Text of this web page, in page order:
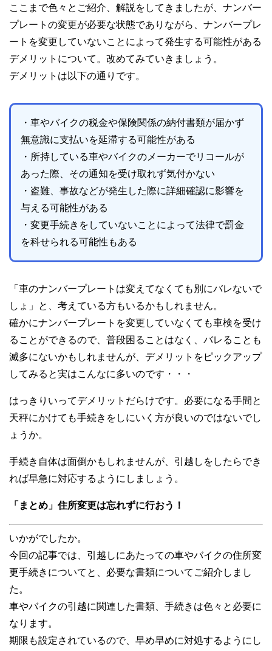
ここまで色々とご紹介、解説をしてきましたが、ナンバー
プレートの変更が必要な状態でありながら、ナンバープレ
ートを変更していないことによって発生する可能性がある
デメリットについて。改めてみていきましょう。
デメリットは以下の通りです。
・車やバイクの税金や保険関係の納付書類が届かず
無意識に支払いを延滞する可能性がある
・所持している車やバイクのメーカーでリコールが
あった際、その通知を受け取れず気付かない
・盗難、事故などが発生した際に詳細確認に影響を
与える可能性がある
・変更手続きをしていないことによって法律で罰金
を科せられる可能性もある
「車のナンバープレートは変えてなくても別にバレないで
しょ」と、考えている方もいるかもしれません。
確かにナンバープレートを変更していなくても車検を受け
ることができるので、普段困ることはなく、バレることも
滅多にないかもしれませんが、デメリットをピックアップ
してみると実はこんなに多いのです・・・
はっきりいってデメリットだらけです。必要になる手間と
天秤にかけても手続きをしにいく方が良いのではないでし
ょうか。
手続き自体は面倒かもしれませんが、引越しをしたらでき
れば早急に対応するようにしましょう。
「まとめ」住所変更は忘れずに行おう！
いかがでしたか。
今回の記事では、引越しにあたっての車やバイクの住所変
更手続きについてと、必要な書類についてご紹介しまし
た。
車やバイクの引越に関連した書類、手続きは色々と必要に
なります。
期限も設定されているので、早め早めに対処するようにし